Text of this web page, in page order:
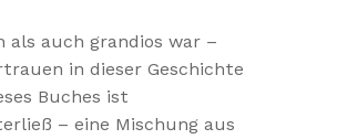
als auch grandios war –
in dieser Geschichte
Buches ist
– eine Mischung aus